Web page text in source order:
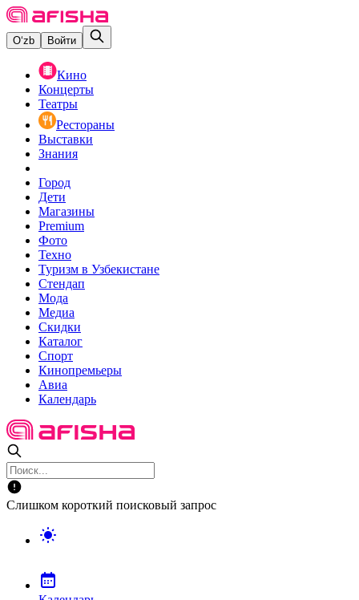
O‘zb Войти
Кино
Концерты
Театры
Рестораны
Выставки
Знания
Город
Дети
Магазины
Premium
Фото
Техно
Туризм в Узбекистане
Стендап
Мода
Медиа
Скидки
Каталог
Спорт
Кинопремьеры
Авиа
Календарь
Слишком короткий поисковый запрос